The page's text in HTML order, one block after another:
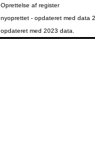
Oprettelse af register
nyoprettet - opdateret med data
opdateret med 2023 data.